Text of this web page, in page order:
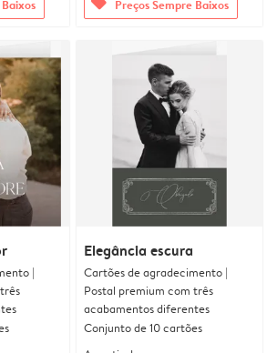
Preços Sempre Baixos
|
Elegância escura
Cartões de agradecimento |
Postal premium com três
acabamentos diferentes
Conjunto de 10 cartões